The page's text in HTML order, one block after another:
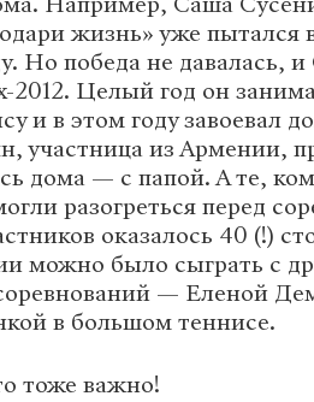
жизнь» уже пытался
Но победа не давалась,
2012. Целый год он
и в этом году завоевал
участница из Армении,
дома — с папой. А те,
разогреться перед
оказалось 40 (!)
можно было сыграть с
— Еленой
в большом теннисе.
тоже важно!